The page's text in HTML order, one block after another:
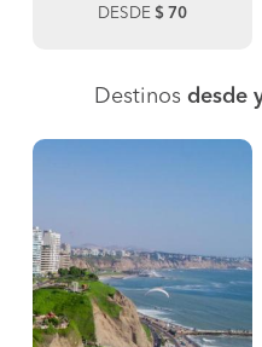
DESDE $ 70
Destinos desde